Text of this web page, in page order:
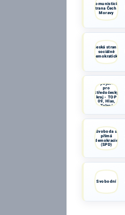
Komunistická
strana Čech a
Moravy
Česká strana
sociálně
demokratická
Spojenci
pro
Středočeský
kraj - TOP
09, Hlas,
Zelení
Svoboda a
přímá
demokracie
(SPD)
Svobodní